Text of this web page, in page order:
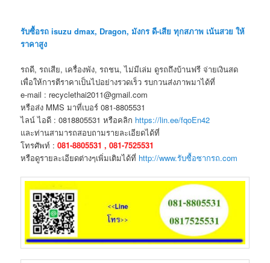
รับซื้อรถ isuzu dmax, Dragon, มังกร ดี-เสีย ทุกสภาพ เน้นสวย ให้
ราคาสูง
รถดี, รถเสีย, เครื่องพัง, รถชน, ไม่มีเล่ม ดูรถถึงบ้านฟรี จ่ายเงินสด
เพื่อให้การตีราคาเป็นไปอย่างรวดเร็ว รบกวนส่งภาพมาได้ที่
e-mail : recyclethai2011@gmail.com
หรือส่ง MMS มาที่เบอร์ 081-8805531
ไลน์ ไอดี : 0818805531 หรือคลิก https://lin.ee/fqoEn42
และท่านสามารถสอบถามรายละเอียดได้ที่
โทรศัพท์ :081-8805531 , 081-7525531
หรือดูรายละเอียดต่างๆเพิ่มเติมได้ที่ http://www.รับซื้อซากรถ.com